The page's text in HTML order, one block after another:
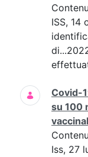
ISS, 14
Covid-
su 100
Iss, 27